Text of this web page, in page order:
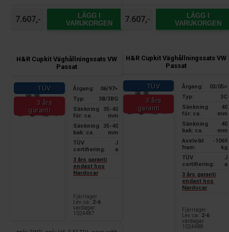
7.607,-
LÄGG I
VARUKORGEN
7.607,-
LÄGG I
VARUKORGEN
H&R Cupkit Väghållningssats VW
Passat
TÜV
3 års
garanti
Årgang:
06/97>
Typ:
3B/3BG
Sänkning
för: ca.
35-40
mm
Sänkning
bak: ca.
35-40
mm
TÜV
certifiering:
J
a
3 års garanti
endast hos
Nardocar
Fjärrlager
Lev. ca.:
2-6
vardagar
1024487
H&R Cupkit Väghållningssats VW
Passat
TÜV
3 års
garanti
Årgang:
03/05>
Typ:
3C
Sänkning
för: ca.
40
mm
Sänkning
bak: ca.
40
mm
Axelvikt
fram:
-1069
kg
TÜV
certifiering:
J
a
3 års garanti
endast hos
Nardocar
Fjärrlager
Lev. ca.: 2-6
vardagar
1024488